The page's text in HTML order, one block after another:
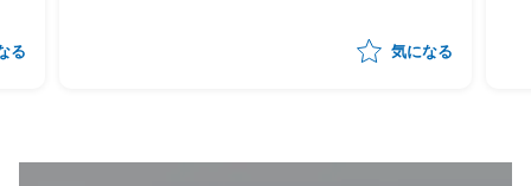
る 気になる